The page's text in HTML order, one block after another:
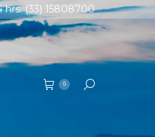
hrs. (33) 15808700
0 Buscar: